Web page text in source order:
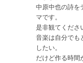
中原中也の詩を
マです。
是非観てくださ
音楽は自分でも
したい。
だけど作る時間